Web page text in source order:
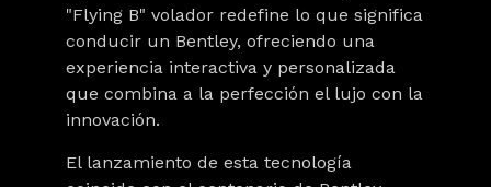
"Flying B" volador redefine lo que significa
conducir un Bentley, ofreciendo una
experiencia interactiva y personalizada
que combina a la perfección el lujo con la
innovación.
El lanzamiento de esta tecnología